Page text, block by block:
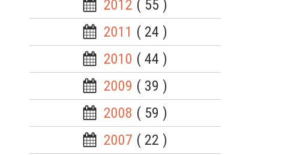
2012 ( 55 )
2011 ( 24 )
2010 ( 44 )
2009 ( 39 )
2008 ( 59 )
2007 ( 22 )